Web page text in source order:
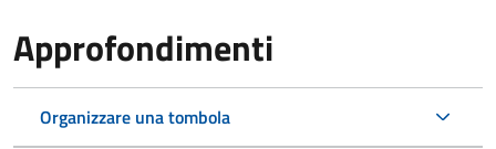
Approfondimenti
Organizzare una tombola